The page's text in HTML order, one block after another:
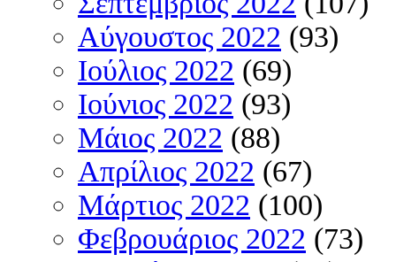
Αύγουστος 2022 (93)
Ιούλιος 2022 (69)
Ιούνιος 2022 (93)
Μάιος 2022 (88)
Απρίλιος 2022 (67)
Μάρτιος 2022 (100)
Φεβρουάριος 2022 (73)